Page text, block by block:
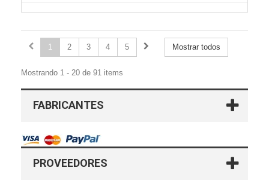
Mostrar todos
1 2 3 4 5
Mostrando 1 - 20 de 91 items
FABRICANTES
PROVEEDORES